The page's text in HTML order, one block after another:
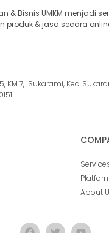
& Bisnis UMKM menjadi
produk & jasa secara
KM 7, Sukarami, Kec.
About